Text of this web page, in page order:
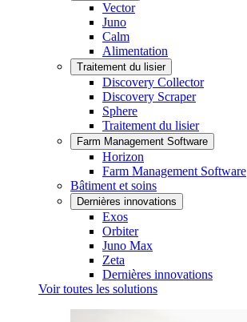
Vector
Juno
Calm
Alimentation
Traitement du lisier
Discovery Collector
Discovery Scraper
Sphere
Traitement du lisier
Farm Management Software
Horizon
Farm Management Software
Bâtiment et soins
Dernières innovations
Exos
Orbiter
Juno Max
Zeta
Dernières innovations
Voir toutes les solutions